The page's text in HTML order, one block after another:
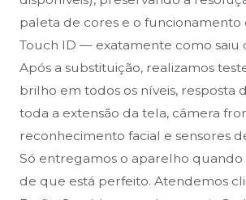
paleta de cores e o funcionamento
Touch ID — exatamente como saiu
Após a substituição, realizamos
brilho em todos os níveis, resposta
toda a extensão da tela, câmera
reconhecimento facial e sensores
Só entregamos o aparelho
de que está perfeito. Atendemos